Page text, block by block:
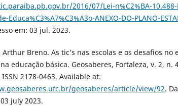
2016/07/Lei-n%C2%BA-10.488-
Educa%C3%A7%C3%A3o-ANEXO-DO-PLANO-
em: 03 jul. 2023.
Arthur Breno. As tic’s nas escolas e os desafios no
educação básica. Geosaberes, Fortaleza, v. 2, n.
2178-0463. Available at:
geosaberes/article/view/92.
july 2023.